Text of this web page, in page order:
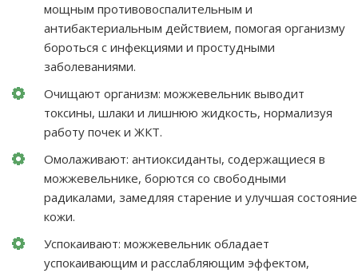
мощным противовоспалительным и
антибактериальным действием, помогая организму
бороться с инфекциями и простудными
заболеваниями.
Очищают организм: можжевельник выводит
токсины, шлаки и лишнюю жидкость, нормализуя
работу почек и ЖКТ.
Омолаживают: антиоксиданты, содержащиеся в
можжевельнике, борются со свободными
радикалами, замедляя старение и улучшая состояние
кожи.
Успокаивают: можжевельник обладает
успокаивающим и расслабляющим эффектом,